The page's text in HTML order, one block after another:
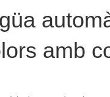
amb